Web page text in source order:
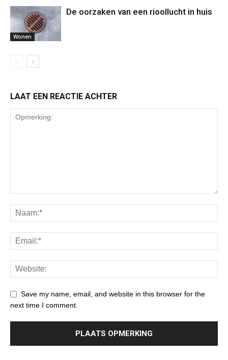
Wonen
De oorzaken van een rioollucht in huis
LAAT EEN REACTIE ACHTER
Save my name, email, and website in this browser for the
next time I comment.